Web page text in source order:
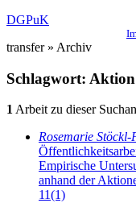
DGPuK
transfer » Archiv
Schlagwort:
1Arbeit zu dieser
Rosemarie Stöckl-
Empirische
anhand der
11(1)